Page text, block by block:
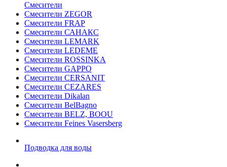
Смесители
Смесители ZEGOR
Смесители FRAP
Смесители САНАКС
Смесители LEMARK
Смесители LEDEME
Смесители ROSSINKA
Смесители GAPPO
Смесители CERSANIT
Смесители CEZARES
Смесители Dikalan
Смесители BelBagno
Смесители BELZ, BOOU
Смесители Feines Vasersberg
Подводка для воды